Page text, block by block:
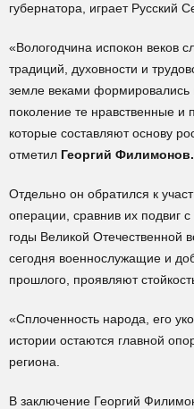
губернатора, играет Русский
«Вологодчина испокон веков
традиций, духовности и
земле веками формировались
поколение те нравственные и
которые составляют основу
отметил Георгий Филимонов.
Отдельно он обратился к
операции, сравнив их подвиг
годы Великой Отечественной
сегодня военнослужащие и
прошлого, проявляют
«Сплоченность народа, его
истории остаются главной
региона.
В заключение Георгий